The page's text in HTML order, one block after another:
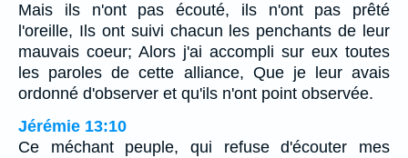
Mais ils n'ont pas écouté, ils n'ont pas prêté
l'oreille, Ils ont suivi chacun les penchants de leur
mauvais coeur; Alors j'ai accompli sur eux toutes
les paroles de cette alliance, Que je leur avais
ordonné d'observer et qu'ils n'ont point observée.
Jérémie 13:10
Ce méchant peuple, qui refuse d'écouter mes